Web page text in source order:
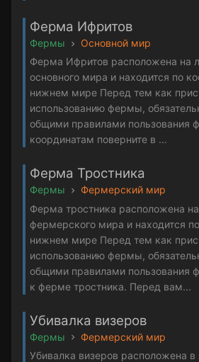
Ферма Ифритов
Фермы
Основной мир
Ферма Ифритов расположена на
основного мира и находится по
нижнем мире Перед тем как
использованию фермы,
общими правилами пользования
координатам поверните в ...
Ферма Тростника
Фермы
Фермерский мир
Ферма тростника расположена
фермерского мира и находится
нижнем мире Перед тем как
использованию фермы,
общими правилами пользования
к ферме тростника. Перед вам...
Убивалка визеров
Фермы
Фермерский мир
Убивалка визеров расположена